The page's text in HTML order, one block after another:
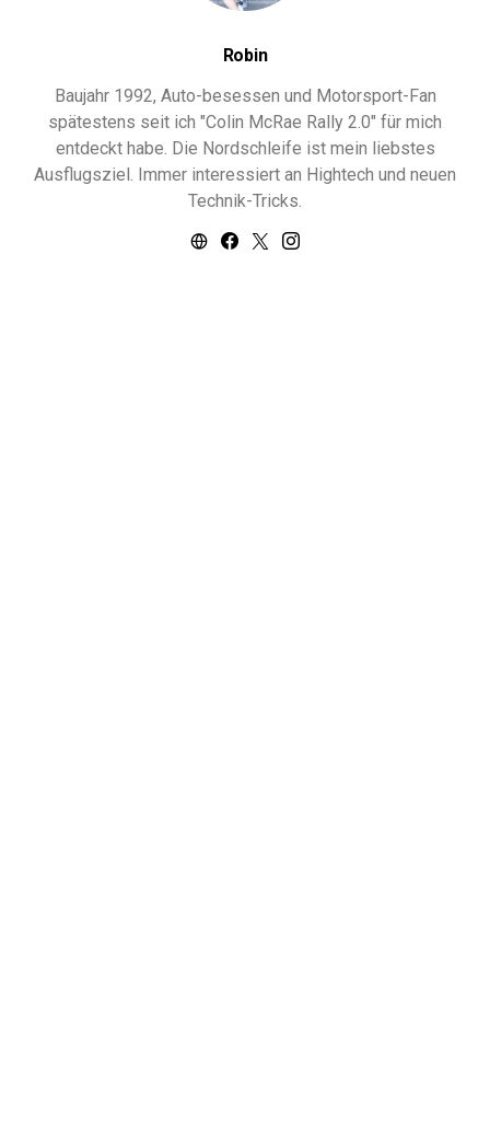
Robin
Baujahr 1992, Auto-besessen und Motorsport-Fan
spätestens seit ich "Colin McRae Rally 2.0" für mich
entdeckt habe. Die Nordschleife ist mein liebstes
Ausflugsziel. Immer interessiert an Hightech und neuen
Technik-Tricks.